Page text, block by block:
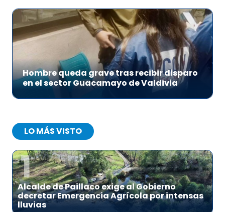
Hombre queda grave tras recibir disparo
en el sector Guacamayo de Valdivia
LO MÁS VISTO
1
Alcalde de Paillaco exige al Gobierno
decretar Emergencia Agrícola por intensas
lluvias